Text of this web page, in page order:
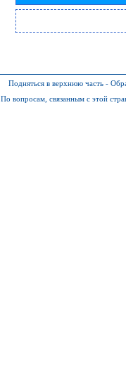
Подняться в верхнюю часть -
По вопросам, связанным с этой